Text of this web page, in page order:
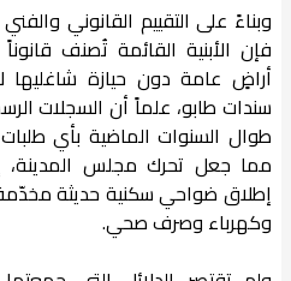
وبناءً على التقييم القانوني
فإن الأبنية القائمة تُصنف
أراضٍ عامة دون حيازة شاغليها
سندات طابو، علماً أن السجلات
طوال السنوات الماضية بأي
مما جعل تحرك مجلس المدينة،
إطلاق ضواحي سكنية حديثة مخدّمة
وكهرباء وصرف صحي.